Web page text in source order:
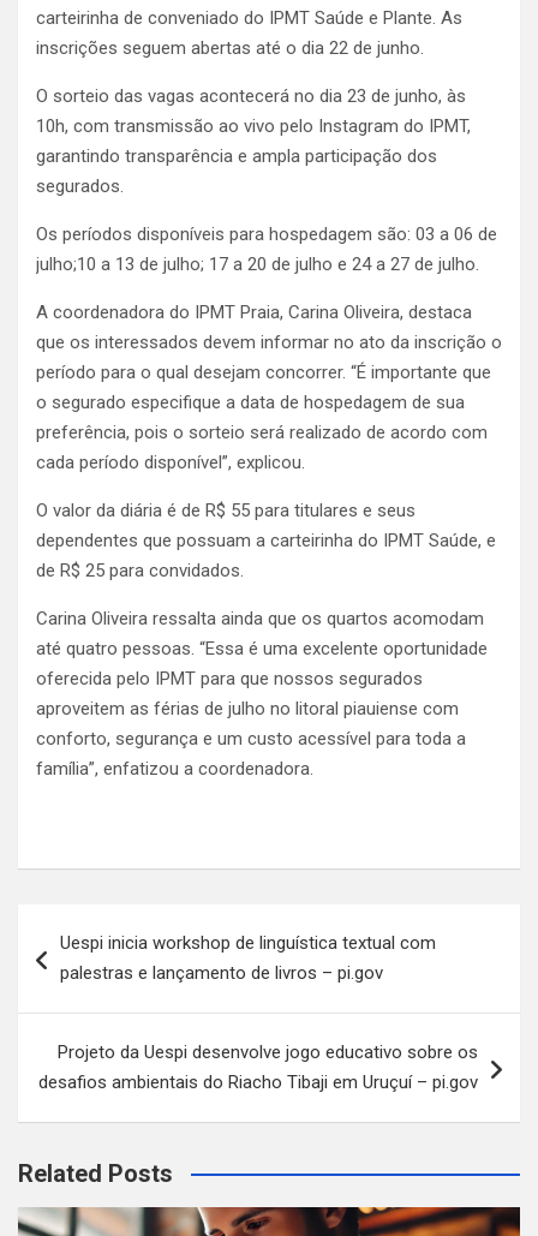
carteirinha de conveniado do IPMT Saúde e Plante. As
inscrições seguem abertas até o dia 22 de junho.
O sorteio das vagas acontecerá no dia 23 de junho, às
10h, com transmissão ao vivo pelo Instagram do IPMT,
garantindo transparência e ampla participação dos
segurados.
Os períodos disponíveis para hospedagem são: 03 a 06 de
julho;10 a 13 de julho; 17 a 20 de julho e 24 a 27 de julho.
A coordenadora do IPMT Praia, Carina Oliveira, destaca
que os interessados devem informar no ato da inscrição o
período para o qual desejam concorrer. “É importante que
o segurado especifique a data de hospedagem de sua
preferência, pois o sorteio será realizado de acordo com
cada período disponível”, explicou.
O valor da diária é de R$ 55 para titulares e seus
dependentes que possuam a carteirinha do IPMT Saúde, e
de R$ 25 para convidados.
Carina Oliveira ressalta ainda que os quartos acomodam
até quatro pessoas. “Essa é uma excelente oportunidade
oferecida pelo IPMT para que nossos segurados
aproveitem as férias de julho no litoral piauiense com
conforto, segurança e um custo acessível para toda a
família”, enfatizou a coordenadora.
de
Uespi inicia workshop de linguística textual com
palestras e lançamento de livros – pi.gov
Projeto da Uespi desenvolve jogo educativo sobre os
desafios ambientais do Riacho Tibaji em Uruçuí – pi.gov
Related Posts